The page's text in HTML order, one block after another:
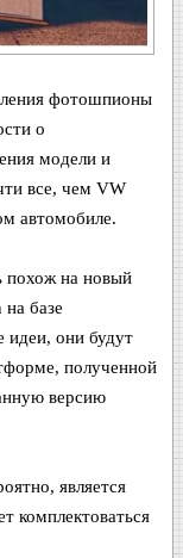
фотошпионы
о
модели и
все, чем VW
автомобиле.
похож на новый
базе
идеи, они будут
полученной
версию
является
комплектоваться